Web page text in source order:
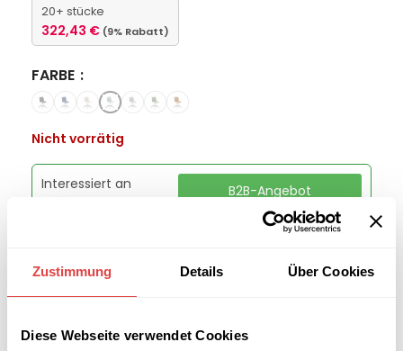
Zustimmung Details Über Cookies
Diese Webseite verwendet Cookies
20+ stücke
322,43 € (9% Rabatt)
FARBE
Nicht vorrätig
Interessiert an
B2B-Angebot
Teilen: